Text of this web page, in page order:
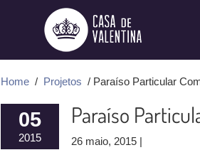
Home / Projetos / Paraíso Particular
05
2015
Paraíso
26 maio, 2015 |